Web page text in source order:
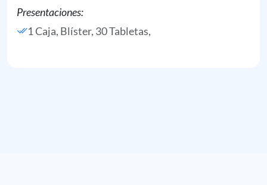
Presentaciones:
1 Caja, Blíster, 30 Tabletas,